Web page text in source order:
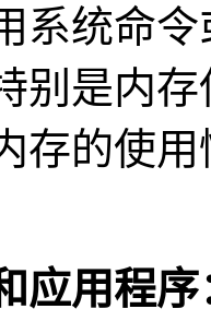
统命令
别是内
存的使
应用程序